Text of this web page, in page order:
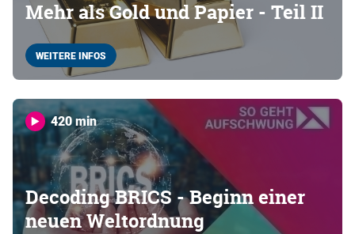
Mehr als Gold und Papier - Teil II
WEITERE INFOS
420 min
Decoding BRICS - Beginn einer
neuen Weltordnung